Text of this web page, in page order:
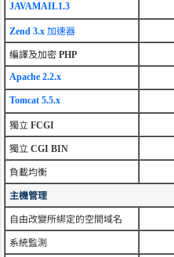
JAVAMAIL1.3
Zend 3.x 加速器
編譯及加密 PHP
Apache 2.2.x
Tomcat 5.5.x
獨立 FCGI
獨立 CGI BIN
負載均衡
主機管理
自由改變所綁定的空間域名
系統監測